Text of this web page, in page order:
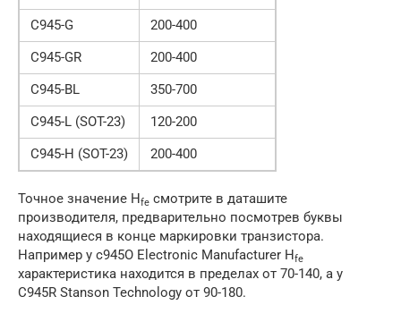
C945-G
200-400
C945-GR
200-400
C945-BL
350-700
C945-L (SOT-23)
120-200
C945-H (SOT-23)
200-400
Точное значение Hfe смотрите в даташите
производителя, предварительно посмотрев буквы
находящиеся в конце маркировки транзистора.
Например у c945O Electronic Manufacturer Hfe
характеристика находится в пределах от 70-140, а у
С945R Stanson Technology от 90-180.